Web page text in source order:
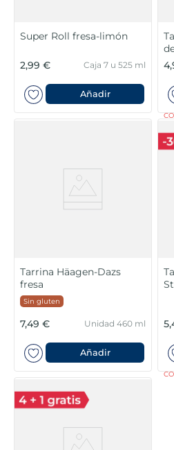
Super Roll fresa-limón
2,99 € Caja 7 u 525 ml
Añadir
Tarrina Häagen-Dazs
fresa
Sin gluten
7,49 € Unidad 460 ml
Añadir